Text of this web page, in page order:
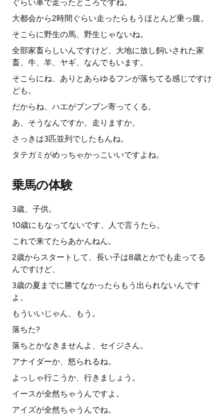
ぐらい車で走ったところですね。
大都会から2時間ぐらい走ったらもうほとんど乗っ腹。
そこらに野生の馬、野生じゃないね。
全部家畜らしいんですけど、大地に放し飼いされた家
畜、牛、羊、ヤギ、なんでもいます。
そこらにね、ありとあらゆるフンが落ちてる感じですけ
ども。
だからね、ハエがブンブン寄ってくる。
あ、そうなんですか。走りますか。
さっきは3匹並列でしたもんね。
タテガミがめっちゃかっこいいですよね。
乗馬の体験
3歳、子供。
10歳にもなってないです、人で言うたら。
これで来てたらあかんねん。
2歳からスタートして、長い子は8歳とかでも走ってる
んですけど、
3歳の夏までに勝てなかったらもう出られないんです
よ。
もういいじゃん、もう。
落ちた?
落ちとかなきませんよ、セイジさん。
アナイダーか、怒られるね。
よっしゃ行こうか、行きましょう。
イースが全然ちゃうんですよ。
アイズが全然ちゃうんでね。